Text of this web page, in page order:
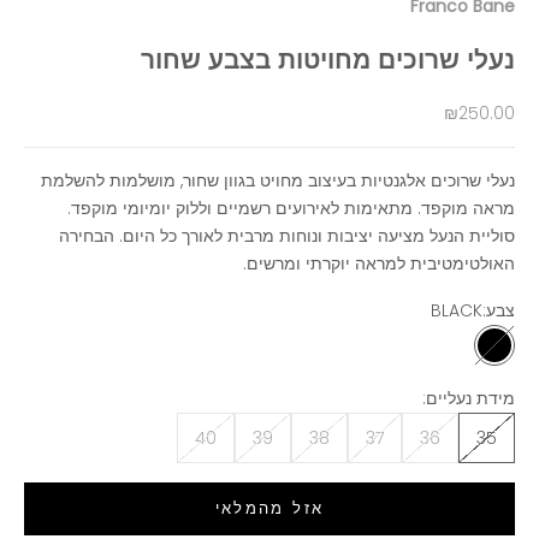
Franco Bane
נעלי שרוכים מחויטות בצבע שחור
מחיר מבצע
₪250.00
נעלי שרוכים אלגנטיות בעיצוב מחויט בגוון שחור, מושלמות להשלמת
מראה מוקפד. מתאימות לאירועים רשמיים וללוק יומיומי מוקפד.
סוליית הנעל מציעה יציבות ונוחות מרבית לאורך כל היום. הבחירה
האולטימטיבית למראה יוקרתי ומרשים.
צבע:BLACK
BLACK
מידת נעליים:
35
36
37
38
39
40
אזל מהמלאי